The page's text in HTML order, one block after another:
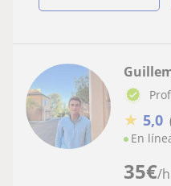
35€/h
★ 5,0
En